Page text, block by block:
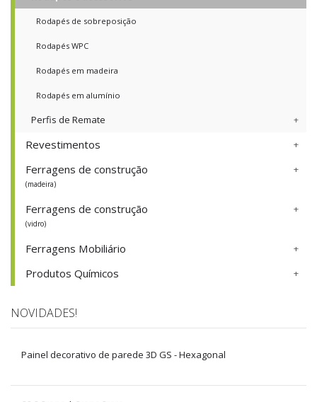
Rodapés de sobreposição
Rodapés WPC
Rodapés em madeira
Rodapés em alumínio
Perfis de Remate
Revestimentos
Ferragens de construção
(madeira)
Ferragens de construção
(vidro)
Ferragens Mobiliário
Produtos Químicos
NOVIDADES!
Painel decorativo de parede 3D GS - Hexagonal